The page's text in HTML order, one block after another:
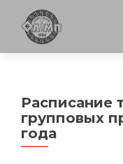
Расписание
групповых
года